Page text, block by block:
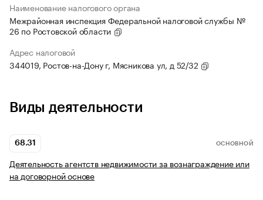
Наименование налогового органа
Межрайонная инспекция Федеральной налоговой службы №
26 по Ростовской области
Адрес налоговой
344019, Ростов-на-Дону г, Мясникова ул, д 52/32
Виды деятельности
68.31 ОСНОВНОЙ
Деятельность агентств недвижимости за вознаграждение или
на договорной основе